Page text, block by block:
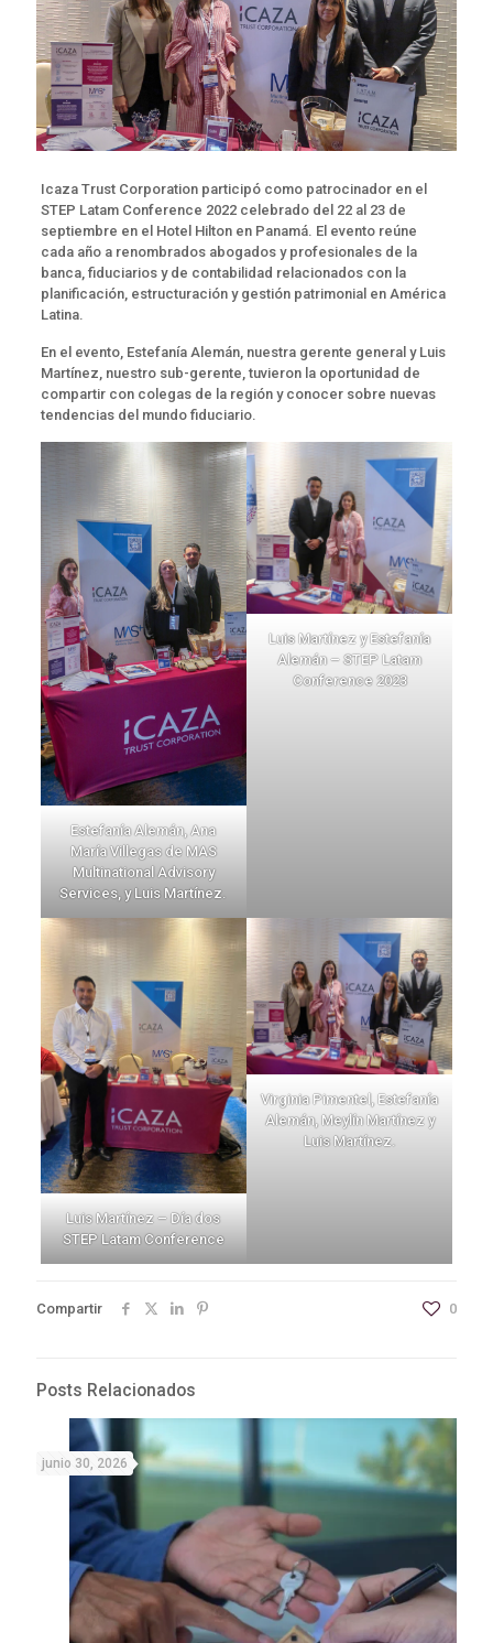
Icaza Trust Corporation participó como patrocinador en el
STEP Latam Conference 2022 celebrado del 22 al 23 de
septiembre en el Hotel Hilton en Panamá. El evento reúne
cada año a renombrados abogados y profesionales de la
banca, fiduciarios y de contabilidad relacionados con la
planificación, estructuración y gestión patrimonial en América
Latina.
En el evento, Estefanía Alemán, nuestra gerente general y Luis
Martínez, nuestro sub-gerente, tuvieron la oportunidad de
compartir con colegas de la región y conocer sobre nuevas
tendencias del mundo fiduciario.
Estefanía Alemán, Ana
María Villegas de MAS
Multinational Advisory
Services, y Luis Martínez.
Luis Martínez y Estefanía
Alemán – STEP Latam
Conference 2023
Luis Martínez – Día dos
STEP Latam Conference
Virginia Pimentel, Estefanía
Alemán, Meylín Martínez y
Luis Martínez.
Compartir 0
Posts Relacionados
junio 30, 2026